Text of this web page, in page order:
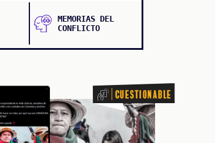
MEMORIAS DEL
CONFLICTO
Cuestionable